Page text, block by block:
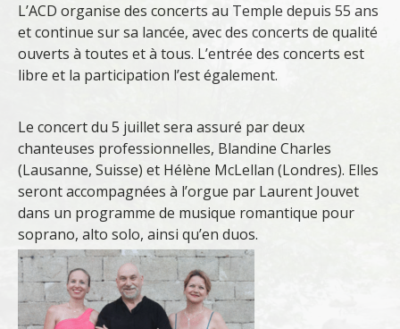
L’ACD organise des concerts au Temple depuis 55 ans
et continue sur sa lancée, avec des concerts de qualité
ouverts à toutes et à tous. L’entrée des concerts est
libre et la participation l’est également.
Le concert du 5 juillet sera assuré par deux
chanteuses professionnelles, Blandine Charles
(Lausanne, Suisse) et Hélène McLellan (Londres). Elles
seront accompagnées à l’orgue par Laurent Jouvet
dans un programme de musique romantique pour
soprano, alto solo, ainsi qu’en duos.